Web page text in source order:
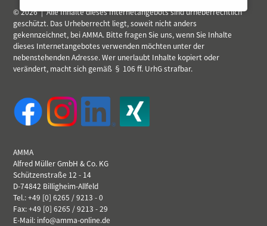
© 2026 | Alle Inhalte dieses Internetangebots sind urheberrechtlich
geschützt. Das Urheberrecht liegt, soweit nicht anders
gekennzeichnet, bei AMMA. Bitte fragen Sie uns, wenn Sie Inhalte
dieses Internetangebotes verwenden möchten unter der
nebenstehenden Adresse. Wer unerlaubt Inhalte kopiert oder
verändert, macht sich gemäß § 106 ff. UrhG strafbar.
AMMA
Alfred Müller GmbH & Co. KG
Schützenstraße 12 - 14
D-74842 Billigheim-Allfeld
Tel.: +49 [0] 6265 / 9213 - 0
Fax: +49 [0] 6265 / 9213 - 29
E-Mail: info@amma-online.de